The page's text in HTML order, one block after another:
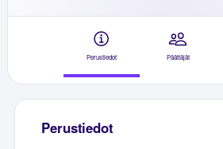
Perustiedot Päättäjät
Perustiedot